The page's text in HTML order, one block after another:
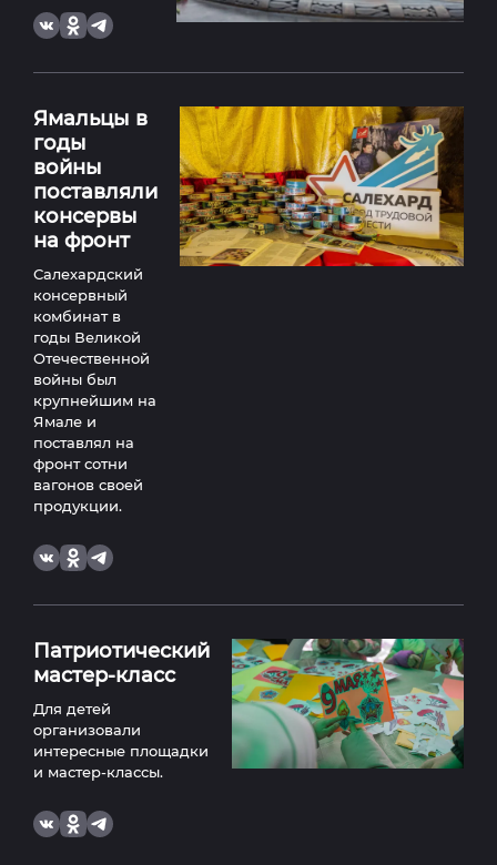
Ямальцы в
годы
войны
поставляли
консервы
на фронт
Салехардский
консервный
комбинат в
годы Великой
Отечественной
войны был
крупнейшим на
Ямале и
поставлял на
фронт сотни
вагонов своей
продукции.
Патриотический
мастер-класс
Для детей
организовали
интересные площадки
и мастер-классы.